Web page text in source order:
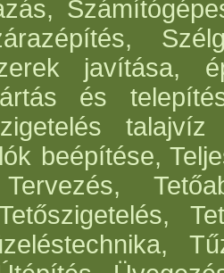
javítása,
és
beépítése,